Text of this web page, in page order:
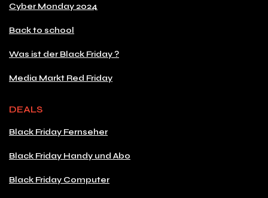
Cyber Monday 2024
Back to school
Was ist der Black Friday ?
Media Markt Red Friday
DEALS
Black Friday Fernseher
Black Friday Handy und Abo
Black Friday Computer